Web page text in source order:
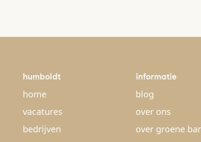
humboldt
home
vacatures
bedrijven
informatie
blog
over ons
over groene